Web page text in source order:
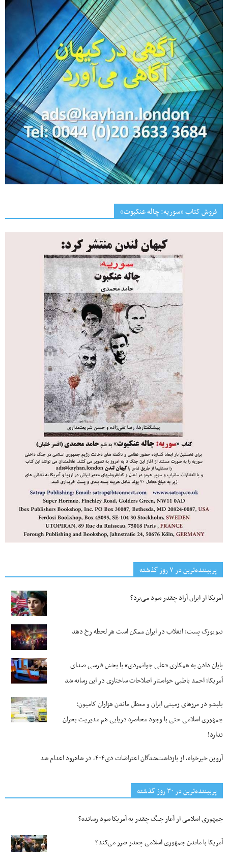
فروش کتاب «سوریه: چاله عنکبوت»
پربیننده‌ترین‌ در ۷ روز گذشته
آمریکا از ایران آزاد چقدر سود می‌برد؟
نیویورک پست: انقلاب در ایران ممکن است هر لحظه رخ دهد
پایان دادن به همکاری «علی جوانمردی» با بخش فارسی صدای
آمریکا؛ احمد باطبی خواستار اصلاحات ساختاری در این رسانه شد
بلبشو در مرزهای زمینی ایران و معطل ماندن هزاران کامیون؛
جمهوری اسلامی حتی با وجود محاصره دریایی هم مدیریت بحران
ندارد!
آروین خیرخواه، از بازداشت‌شدگان اعتراضات دی۴۰۴، در شاهرود اعدام شد
پربیننده‌ترین‌ در ۳۰ روز گذشته
جمهوری اسلامی از آغاز جنگ چقدر به آمریکا سود رسانده؟
آمریکا با ماندن جمهوری اسلامی چقدر ضرر می‌کند؟